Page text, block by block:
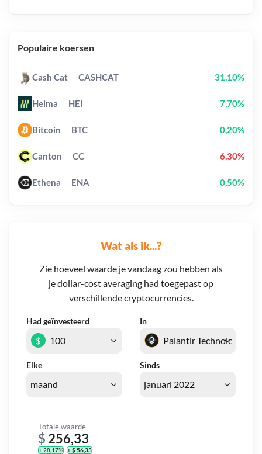
Wat als ik...?
Zie hoeveel waarde je vandaag zou hebben als
je dollar-cost averaging had toegepast op
verschillende cryptocurrencies.
Had geïnvesteerd In
Elke Sinds
$
Totale waarde
$ 256,33
+ 28,17% + $ 56,33
Populaire koersen
Cash Cat CASHCAT 31,10%
Heima HEI 7,70%
Bitcoin BTC 0,20%
Canton CC 6,30%
Ethena ENA 0,50%